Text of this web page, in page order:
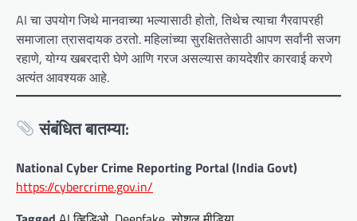
AI चा उपयोग जिथे मानवाच्या भल्यासाठी होतो, तिथेच त्याचा गैरवापरही
समाजाला त्रासदायक ठरतो. महिलांच्या सुरक्षिततेसाठी आपण सर्वांनी सजग
रहाणे, योग्य खबरदारी घेणे आणि गरज असल्यास कायदेशीर कारवाई करणे
अत्यंत आवश्यक आहे.
संबंधित बातम्या:
National Cyber Crime Reporting Portal (India Govt)
https://cybercrime.gov.in/